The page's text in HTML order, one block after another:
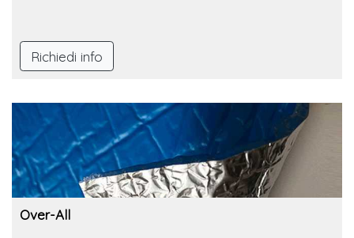
Richiedi info
Over-All